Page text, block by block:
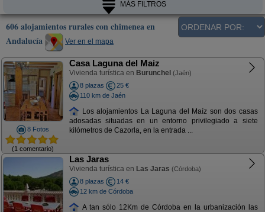
MÁS FILTROS
606 alojamientos rurales con chimenea en
Andalucía
Ver en el mapa
8 Fotos
(1 comentario)
Casa Laguna del Maiz
Vivienda turística en Burunchel (Jaén)
8 plazas
25 €
110 km de Jaén
Los alojamientos La Laguna del Maíz son dos casas
adosadas situadas en un entorno privilegiado a siete
kilómetros de Cazorla, en la entrada ...
Las Jaras
Vivienda turística en Las Jaras (Córdoba)
8 plazas
14 €
12 km de Córdoba
A tan sólo 12Km de Córdoba en la urbanización las